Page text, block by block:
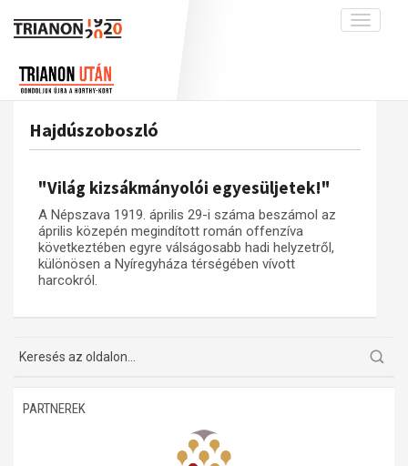
Toggle
interpretációk
A békerendszer megszilárdulása
Utókor és emlékezet
Galéria
Adatbázis
Emlékművek (feltöltés alatt)
Visszhang
Kapcsolat
Műhelymunkák
Hajdúszoboszló
"Világ kizsákmányolói egyesüljetek!"
A Népszava 1919. április 29-i száma beszámol az
április közepén megindított román offenzíva
következtében egyre válságosabb hadi helyzetről,
különösen a Nyíregyháza térségében vívott
harcokról.
PARTNEREK